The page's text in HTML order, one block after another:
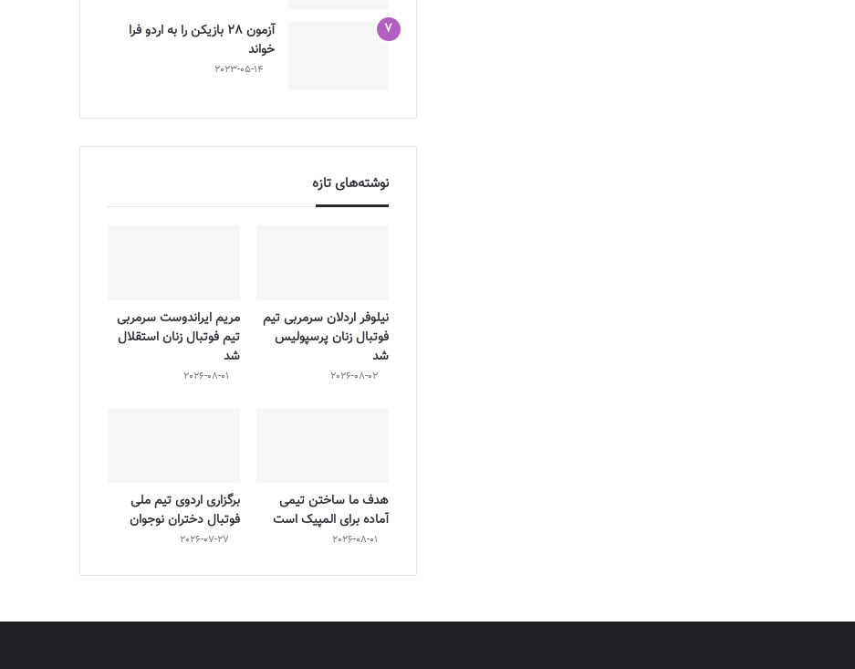
آزمون 28 بازیکن را به اردو فرا
خواند
2023-05-14
نوشته‌های تازه
نیلوفر اردلان سرمربی تیم
فوتبال زنان پرسپولیس
شد
2026-08-02
مریم ایراندوست سرمربی
تیم فوتبال زنان استقلال
شد
2026-08-01
هدف ما ساختن تیمی
آماده برای المپیک است
2026-08-01
برگزاری اردوی تیم ملی
فوتبال دختران نوجوان
2026-07-27